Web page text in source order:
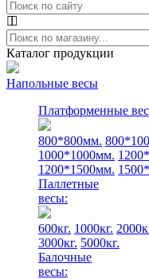
Каталог продукции
Напольные весы
Платформенные
800*800мм.
1000*1000мм.
1200*1500мм.
Паллетные
весы:
600кг. 1000кг.
3000кг. 5000кг.
Балочные
весы: